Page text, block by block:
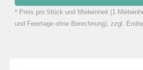
zu Warenkorb
* Preis pro Stück und Mieteinheit (1
und Feiertage ohne Berechnung), zzgl.